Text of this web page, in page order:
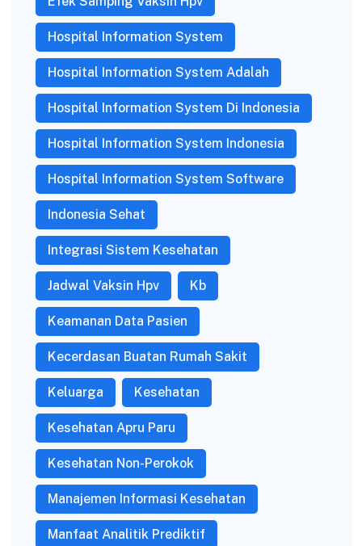
Hospital Information System
Hospital Information System Adalah
Hospital Information System Di Indonesia
Hospital Information System Indonesia
Hospital Information System Software
Indonesia Sehat
Integrasi Sistem Kesehatan
Jadwal Vaksin Hpv Kb
Keamanan Data Pasien
Kecerdasan Buatan Rumah Sakit
Keluarga Kesehatan
Kesehatan Apru Paru
Kesehatan Non-Perokok
Manajemen Informasi Kesehatan
Manfaat Analitik Prediktif